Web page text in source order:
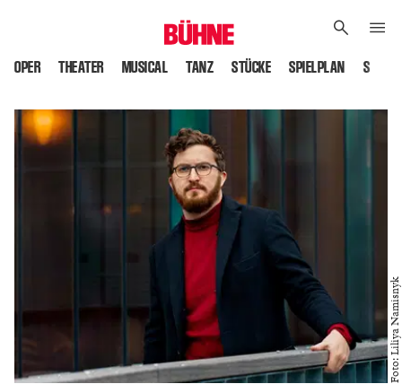
OPER THEATER MUSICAL TANZ STÜCKE SPIELPLAN
Foto: Liliya Namisnyk